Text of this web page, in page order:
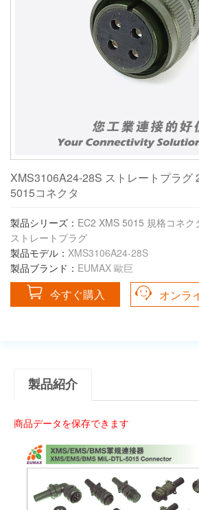
XMS3106A24-28S ストレートプラグ
5015コネクタ
製品シリーズ： EC2 XMS 5015 規格コネク
ストレートプラグ
製品モデル： XMS3106A24-28S
製品ブランド： EUMAX 歐巨
今すぐ購入 オンラ
製品紹介
商品データを保存できます